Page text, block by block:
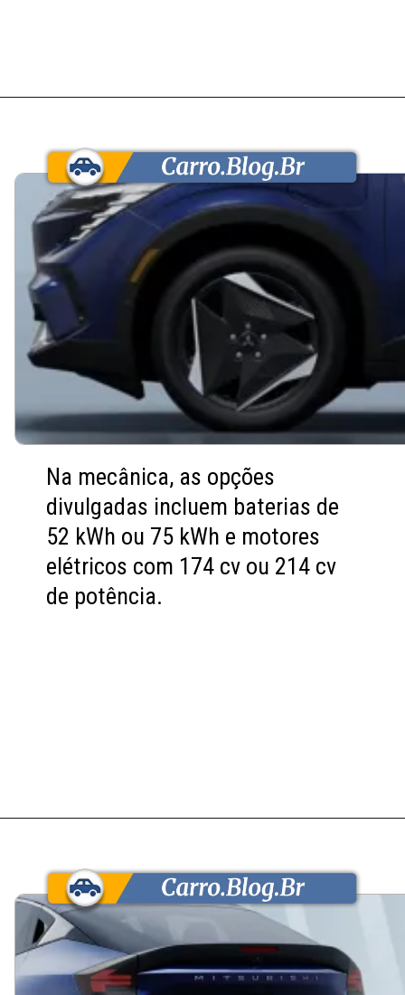
Na mecânica, as opções
divulgadas incluem baterias de
52 kWh ou 75 kWh e motores
elétricos com 174 cv ou 214 cv
de potência.